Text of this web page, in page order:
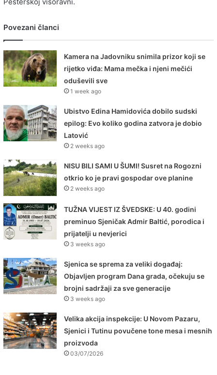
Povezani članci
Kamera na Jadovniku snimila prizor koji se
rijetko viđa: Mama mečka i njeni mečići
oduševili sve
1 week ago
Ubistvo Edina Hamidovića dobilo sudski
epilog: Evo koliko godina zatvora je dobio
Latović
2 weeks ago
NISU BILI SAMI U ŠUMI! Susret na Rogozni
otkrio ko je pravi gospodar ove planine
2 weeks ago
TUŽNA VIJEST IZ ŠVEDSKE: U 40. godini
preminuo Sjeničak Admir Baltić, porodica i
prijatelji u nevjerici
3 weeks ago
Sjenica se sprema za veliki događaj:
Objavljen program Dana grada, očekuju se
brojni sadržaji za sve generacije
3 weeks ago
Velika akcija inspekcije: U Novom Pazaru,
Sjenici i Tutinu povučene tone mesa i mesnih
proizvoda
03/07/2026